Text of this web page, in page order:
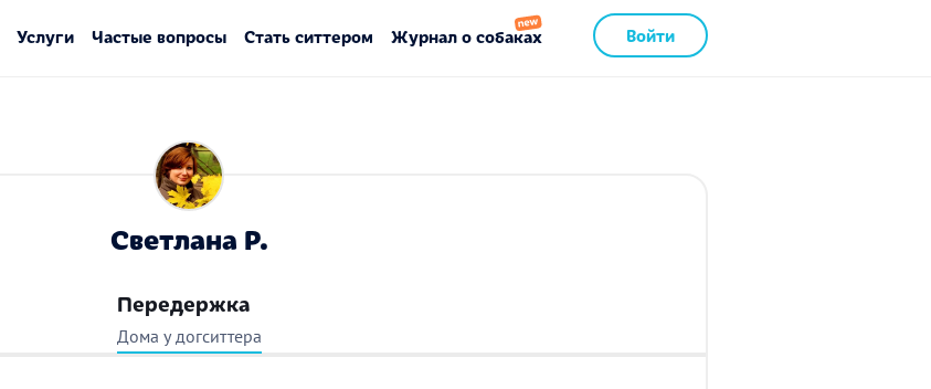
Войти
Услуги Частые вопросы Стать ситтером Журнал о собаках
Светлана Р.
Передержка
Дома у догситтера